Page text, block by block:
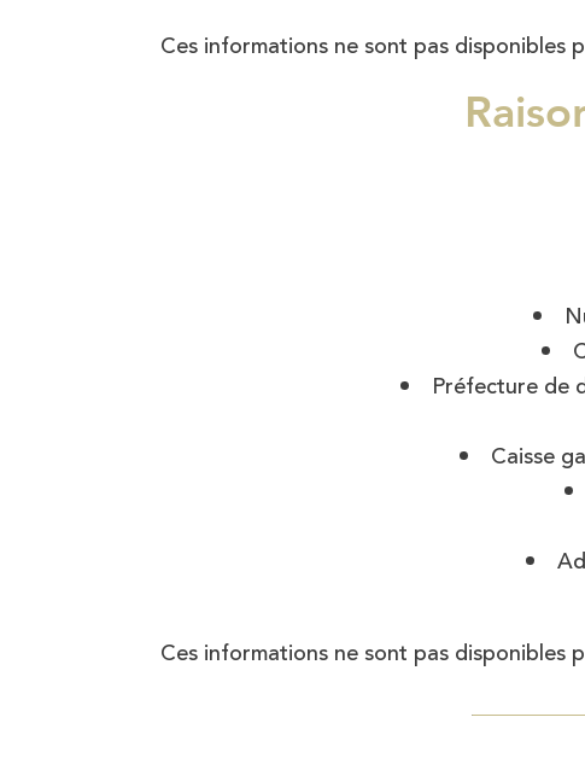
Ces informations ne sont pas disponibles
Préfecture de
Caisse
Ces informations ne sont pas disponibles